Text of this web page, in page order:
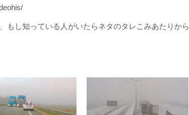
もし知っている人がいたらネタのタレこみあたりから